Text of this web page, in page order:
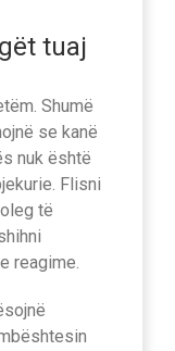
tuaj
Shumë
se kanë
nuk është
Flisni
të
reagime.